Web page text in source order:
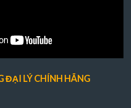
ĐẠI LÝ CHÍNH HÃNG